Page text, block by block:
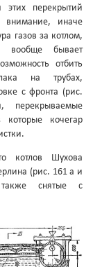
этих перекрытий
внимание, иначе
газов за котлом,
вообще бывает
отбить
на трубах,
с фронта (рис.
перекрываемые
кочегар
котлов Шухова
(рис. 161 а и
снятые с